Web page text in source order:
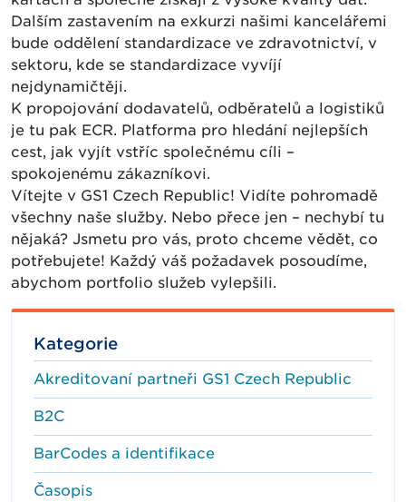
Dalším zastavením na exkurzi našimi kancelářemi
bude oddělení standardizace ve zdravotnictví, v
sektoru, kde se standardizace vyvíjí
nejdynamičtěji.
K propojování dodavatelů, odběratelů a logistiků
je tu pak ECR. Platforma pro hledání nejlepších
cest, jak vyjít vstříc společnému cíli –
spokojenému zákazníkovi.
Vítejte v GS1 Czech Republic! Vidíte pohromadě
všechny naše služby. Nebo přece jen – nechybí tu
nějaká? Jsmetu pro vás, proto chceme vědět, co
potřebujete! Každý váš požadavek posoudíme,
abychom portfolio služeb vylepšili.
Kategorie
Akreditovaní partneři GS1 Czech Republic
B2C
BarCodes a identifikace
Časopis